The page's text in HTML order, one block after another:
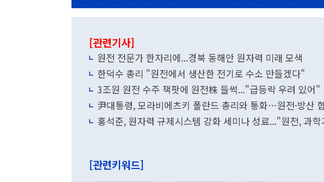
[관련기사]
원전 전문가 한자리에...경북 동해안 원자력 미래 모색
한덕수 총리 "원전에서 생산한 전기로 수소 만들겠다"
3조원 원전 수주 잭팟에 원전株 들썩..."급등락 우려 있어"
尹대통령, 모라비에츠키 폴란드 총리와 통화…원전·방산
홍석준, 원자력 규제시스템 강화 세미나 성료..."원전, 과
[관련키워드]